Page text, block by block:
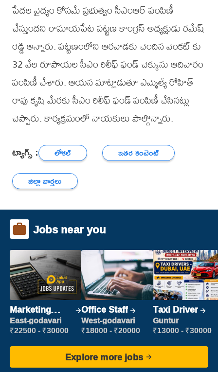
పేదల వైద్యం కోసమే ప్రభుత్వం సీఎంఆర్ పంపిణీ
చేస్తుందని రామాయపేట పట్టణ కాంగ్రెస్ అధ్యక్షుడు రమేష్
రెడ్డి అన్నారు. పట్టణంలోని ఆరవాడకు చెందిన వెంకట్ కు
32 వేల రూపాయల సీఎం రిలీఫ్ ఫండ్ చెక్కును ఆదివారం
పంపిణీ చేశారు. ఆయన మాట్లాడుతూ ఎమ్మెల్యే రోహిత్
రావు కృషి మేరకు సీఎం రిలీఫ్ ఫండ్ పంపిణీ చేసినట్లు
చెప్పారు. కార్యక్రమంలో నాయకులు పాల్గొన్నారు.
ట్యాగ్స్ : లోకల్
ఇతర కంటెంట్
జిల్లా వార్తలు
Jobs near you
Marketing
Executive
East-godavari
₹22500 - ₹30000
Office Staff
West-godavari
₹18000 - ₹20000
Taxi Driver
Guntur
₹13000 - ₹30000
Explore more jobs